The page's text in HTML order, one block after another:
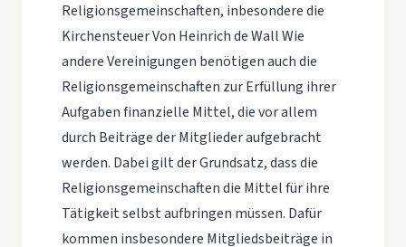
Religionsgemeinschaften, inbesondere die
Kirchensteuer Von Heinrich de Wall Wie
andere Vereinigungen benötigen auch die
Religionsgemeinschaften zur Erfüllung ihrer
Aufgaben finanzielle Mittel, die vor allem
durch Beiträge der Mitglieder aufgebracht
werden. Dabei gilt der Grundsatz, dass die
Religionsgemeinschaften die Mittel für ihre
Tätigkeit selbst aufbringen müssen. Dafür
kommen insbesondere Mitgliedsbeiträge in